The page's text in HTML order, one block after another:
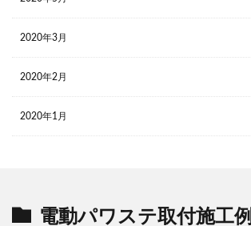
2020年3月
2020年2月
2020年1月
電動パワステ取付施工例